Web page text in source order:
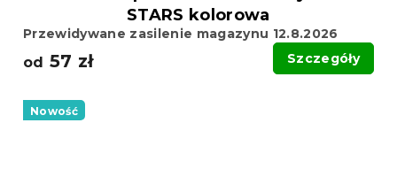
STARS kolorowa
Przewidywane zasilenie magazynu 12.8.2026
od 57 zł Szczegóły
Nowość